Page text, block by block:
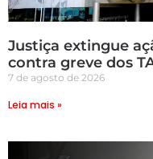
Justiça extingue
contra greve dos
7 de agosto de 2026
Leia mais »